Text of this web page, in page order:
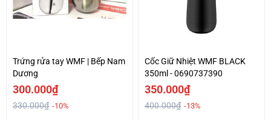
Trứng rửa tay WMF | Bếp Nam
Dương
300.000₫
330.000₫ -10%
Cốc Giữ Nhiệt WMF BLACK
350ml - 0690737390
350.000₫
400.000₫ -13%